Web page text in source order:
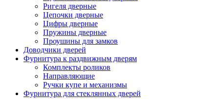
Ригеля дверные
Цепочки дверные
Цифры дверные
Пружины дверные
Проушины для замков
Доводчики дверей
Фурнитура к раздвижным дверям
Комплекты роликов
Направляющие
Ручки купе и механизмы
Фурнитура для стеклянных дверей